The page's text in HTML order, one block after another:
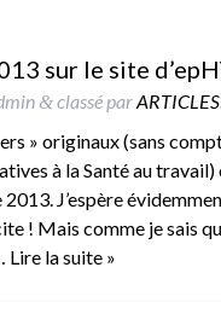
sur le site
&classé parARTICLES.
» originaux (sans
à la Santé au
2013. J’espère
! Mais comme je sais
Lire la suite »